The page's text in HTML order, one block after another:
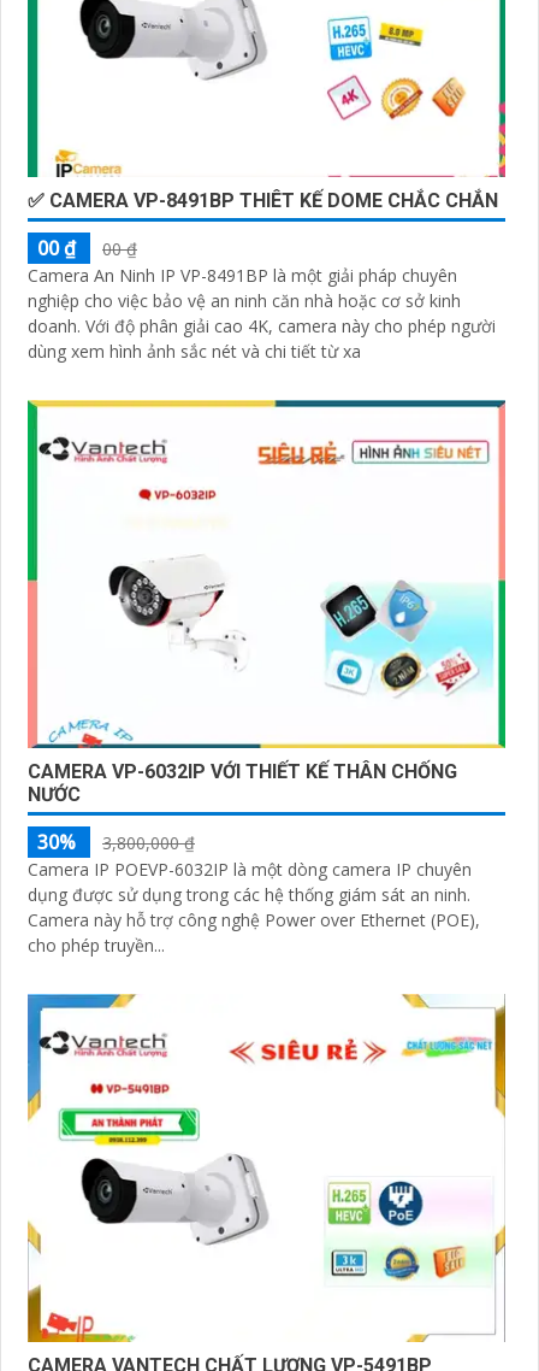
✅ CAMERA VP-8491BP THIÊT KẾ DOME CHẮC CHẮN
00 ₫
00 ₫
Camera An Ninh IP VP-8491BP là một giải pháp chuyên
nghiệp cho việc bảo vệ an ninh căn nhà hoặc cơ sở kinh
doanh. Với độ phân giải cao 4K, camera này cho phép người
dùng xem hình ảnh sắc nét và chi tiết từ xa
CAMERA VP-6032IP VỚI THIẾT KẾ THÂN CHỐNG
NƯỚC
30%
3,800,000 ₫
Camera IP POEVP-6032IP là một dòng camera IP chuyên
dụng được sử dụng trong các hệ thống giám sát an ninh.
Camera này hỗ trợ công nghệ Power over Ethernet (POE),
cho phép truyền...
CAMERA VANTECH CHẤT LƯỢNG VP-5491BP